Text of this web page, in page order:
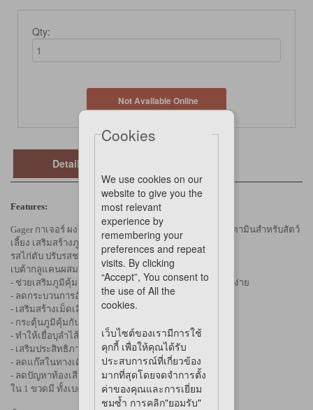
Qty:
Not Available Online
Details
Features:
Gager กาเจอร์ ผงโรยข้าวเบต้ากลูแคนผสมโปรไบโอติก วิตามินสำหรับสัตว์
เลี้ยง เสริมสร้างภูมิคุ้มกัน ตัวแน่น
รสไก่ตับ ปรับรสชาติให้น้องแมวทานง่ายยิ่งขึ้น**
เบต้ากลูแคนผสมโปรไบโอติค กาเจอร์ แบบ 2in1
- ช่วยเสริมภูมิคุ้มกันทั่วร่างกาย ป้องกันไม่ให้น้องแมวป่วยง่าย
- ลดกระบวนการอักเสบ แผลหายเร็ว เชื้อราดีขึ้น
- เสริมสร้างเม็ดเลือดขาวในสัตว์ที่ภูมิคุ้มกันบกพร่อง
- กระตุ้นภูมิคุ้มกันในสัตว์ป่วย
- ทำให้เยื่อบุลำไส้แข็งแรง ขับถ่ายเป็นก้อนสวย
- เสริมประสิทธิภาพการย่อยอาหาร
- ลดแก๊สในทางเดินอาหาร ลดกลิ่นตด กลิ่นอึ
- ลดปัญหาท้องเสียจากการเปลี่ยนอาหาร
ใน 1 ขวดมี ทั้งเบต้ากลูแคนและโปรไบโอติก
Cookies
We use cookies on our
website to give you the
most relevant
experience by
remembering your
preferences and repeat
visits. By clicking
“Accept”, You consent to
the use of All the
cookies.
เว็บไซต์ของเรามีการใช้
คุกกี้ เพื่อให้คุณได้รับ
ประสบการณ์ที่เกี่ยวข้อง
มากที่สุดโดยจดจำการตั้ง
ค่าของคุณและการเยี่ยม
ชมซ้ำ การคลิก"ยอมรับ"